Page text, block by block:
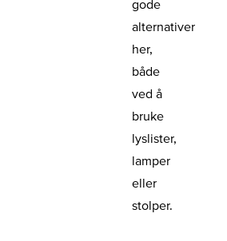
gode
alternativer
her,
både
ved å
bruke
lyslister,
lamper
eller
stolper.